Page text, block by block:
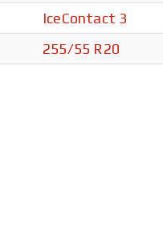
IceContact 3
255/55 R20